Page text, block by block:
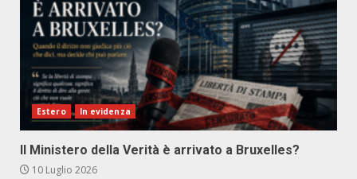
Estero In evidenza
Il Ministero della Verità è arrivato a Bruxelles?
10 Luglio 2026